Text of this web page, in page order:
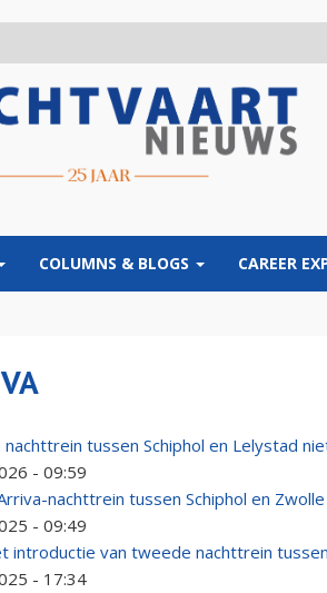
COLUMNS & BLOGS CAREER
nachttrein tussen Schiphol en Lelystad
- 09:59
nachttrein tussen Schiphol en
- 09:49
introductie van tweede nachttrein
- 17:34